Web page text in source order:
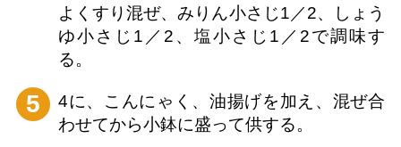
よくすり混ぜ、みりん小さじ1／2、しょう
ゆ小さじ1／2、塩小さじ1／2で調味す
る。
5
4に、こんにゃく、油揚げを加え、混ぜ合
わせてから小鉢に盛って供する。